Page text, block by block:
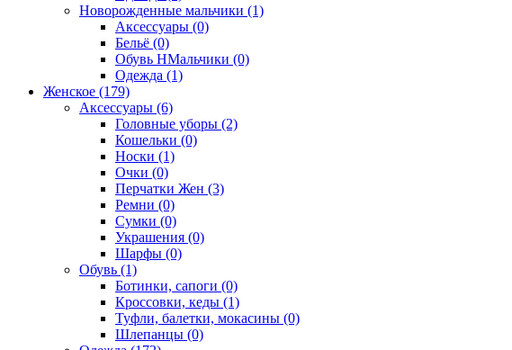
Новорожденные мальчики (1)
Аксессуары (0)
Бельё (0)
Обувь НМальчики (0)
Одежда (1)
Женское (179)
Аксессуары (6)
Головные уборы (2)
Кошельки (0)
Носки (1)
Очки (0)
Перчатки Жен (3)
Ремни (0)
Сумки (0)
Украшения (0)
Шарфы (0)
Обувь (1)
Ботинки, сапоги (0)
Кроссовки, кеды (1)
Туфли, балетки, мокасины (0)
Шлепанцы (0)